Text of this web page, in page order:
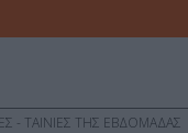
- ΤΑΙΝΙΕΣ ΤΗΣ ΕΒΔΟΜΑΔΑΣ